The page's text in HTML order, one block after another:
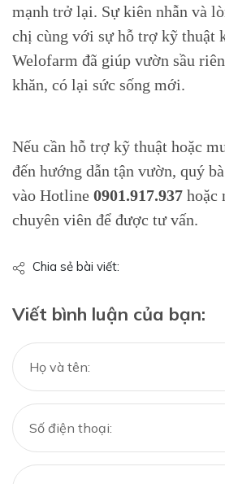
mạnh trở lại. Sự kiên nhẫn và
chị cùng với sự hỗ trợ kỹ thuật
Welofarm đã giúp vườn sầu
khăn, có lại sức sống mới.
Nếu cần hỗ trợ kỹ thuật hoặc
đến hướng dẫn tận vườn, quý
vào Hotline 0901.917.937 hoặc
chuyên viên để được tư vấn.
Chia sẻ bài viết:
Viết bình luận của bạn: